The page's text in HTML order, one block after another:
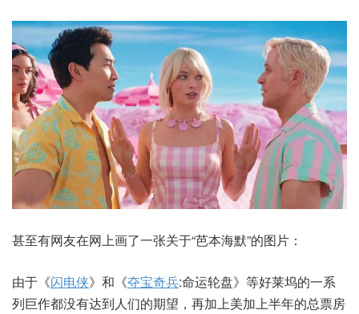
甚至有网友在网上画了一张关于“芭本海默”的图片：
由于《闪电侠》和《夺宝奇兵:命运轮盘》等好莱坞的一系
列巨作都没有达到人们的期望，再加上美加上半年的总票房